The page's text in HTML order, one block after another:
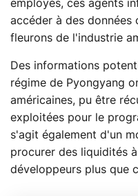
employés, ces agents
accéder à des données
fleurons de l'industrie
Des informations
régime de Pyongyang
américaines, pu être
exploitées pour le
s'agit également d'un
procurer des liquidités
développeurs plus que